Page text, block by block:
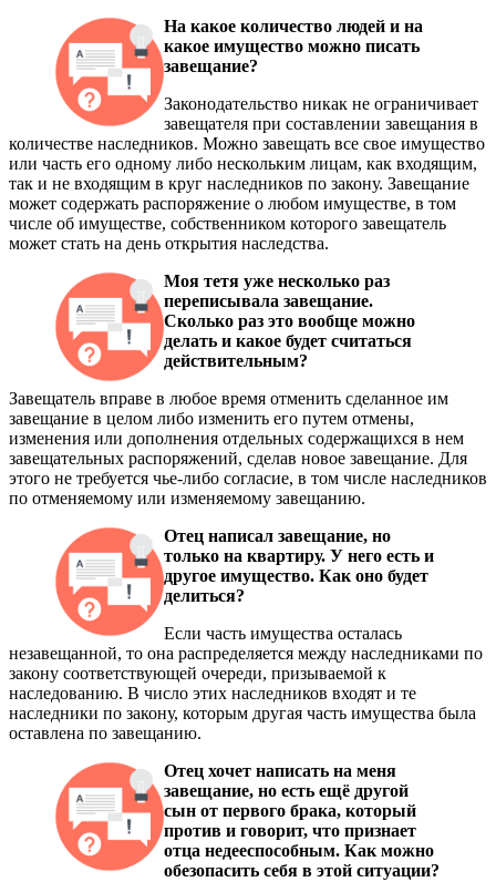
На какое количество людей и на
какое имущество можно писать
завещание?
Законодательство никак не ограничивает
завещателя при составлении завещания в
количестве наследников. Можно завещать все свое имущество
или часть его одному либо нескольким лицам, как входящим,
так и не входящим в круг наследников по закону. Завещание
может содержать распоряжение о любом имуществе, в том
числе об имуществе, собственником которого завещатель
может стать на день открытия наследства.
Моя тетя уже несколько раз
переписывала завещание.
Сколько раз это вообще можно
делать и какое будет считаться
действительным?
Завещатель вправе в любое время отменить сделанное им
завещание в целом либо изменить его путем отмены,
изменения или дополнения отдельных содержащихся в нем
завещательных распоряжений, сделав новое завещание. Для
этого не требуется чье-либо согласие, в том числе наследников
по отменяемому или изменяемому завещанию.
Отец написал завещание, но
только на квартиру. У него есть и
другое имущество. Как оно будет
делиться?
Если часть имущества осталась
незавещанной, то она распределяется между наследниками по
закону соответствующей очереди, призываемой к
наследованию. В число этих наследников входят и те
наследники по закону, которым другая часть имущества была
оставлена по завещанию.
Отец хочет написать на меня
завещание, но есть ещё другой
сын от первого брака, который
против и говорит, что признает
отца недееспособным. Как можно
обезопасить себя в этой ситуации?